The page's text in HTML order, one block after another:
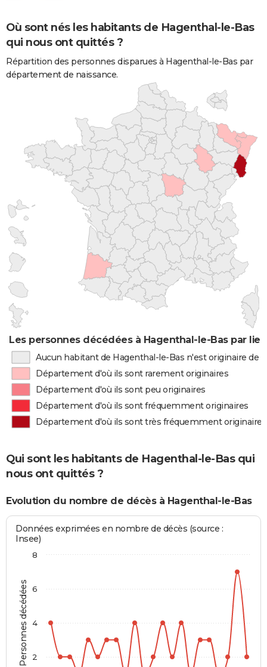
Où sont nés les habitants de Hagenthal-le-Bas
qui nous ont quittés ?
Répartition des personnes disparues à Hagenthal-le-Bas par
département de naissance.
Les personnes décédées à Hagenthal-le-Bas par
Aucun habitant de Hagenthal-le-Bas n'est originaire de
Département d'où ils sont rarement originaires
Département d'où ils sont peu originaires
Département d'où ils sont fréquemment originaires
Département d'où ils sont très fréquemment originaires
Qui sont les habitants de Hagenthal-le-Bas qui
nous ont quittés ?
Evolution du nombre de décès à Hagenthal-le-Bas
Personnes décédées
Données exprimées en nombre de décès (source :
Insee)
2
4
6
8